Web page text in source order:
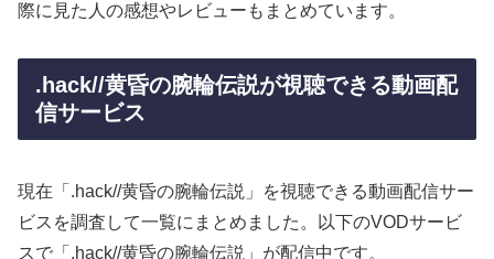
際に見た人の感想やレビューもまとめています。
.hack//黄昏の腕輪伝説が視聴できる動画配
信サービス
現在「.hack//黄昏の腕輪伝説」を視聴できる動画配信サー
ビスを調査して一覧にまとめました。以下のVODサービ
スで「.hack//黄昏の腕輪伝説」が配信中です。